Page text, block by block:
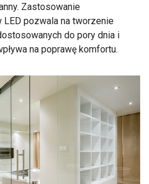
Zastosowanie
pozwala na tworzenie
do pory dnia i
na poprawę komfortu.